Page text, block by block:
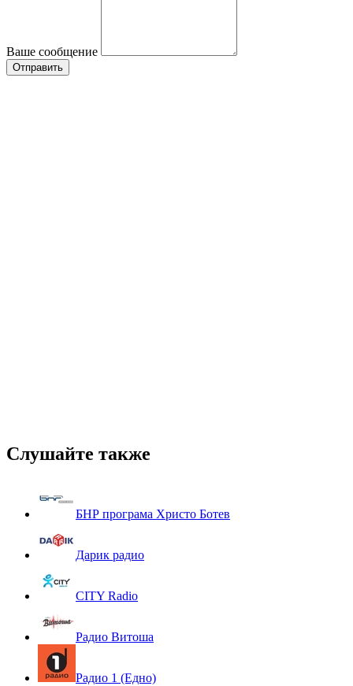
Ваше сообщение
Слушайте также
БНР програма Христо Ботев
Дарик радио
CITY Radio
Радио Витоша
Радио 1 (Едно)